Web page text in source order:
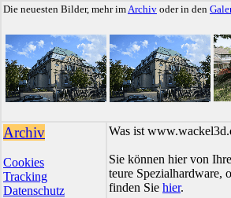
Die neuesten Bilder, mehr imArchiv oder in den
Archiv
Cookies
Tracking
Datenschutz
Was ist
Sie können hier von
teure Spezialhardware,
finden Sie hier.